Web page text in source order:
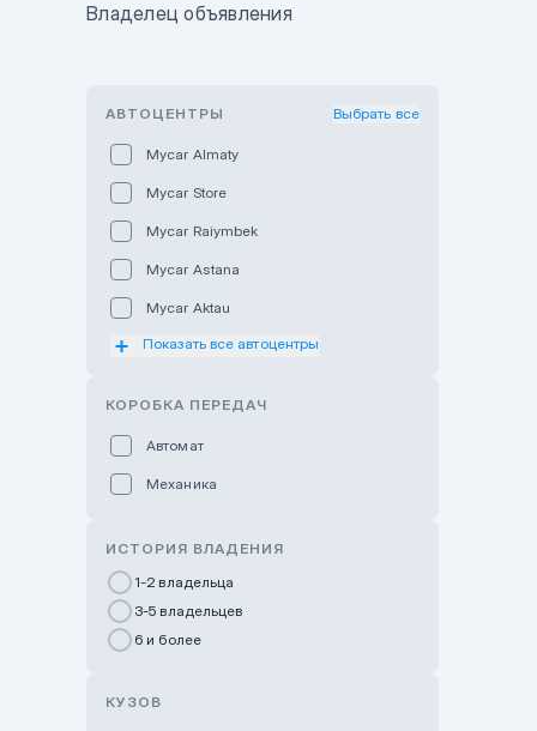
Владелец объявления
АВТОЦЕНТРЫ Выбрать все
Mycar Almaty
Mycar Store
Mycar Raiymbek
Mycar Astana
Mycar Aktau
Mycar Uralsk
GWM Nurly Zhol
Chery Astana
Показать все автоцентры
КОРОБКА ПЕРЕДАЧ
Автомат
Механика
ИСТОРИЯ ВЛАДЕНИЯ
1-2 владельца
3-5 владельцев
6 и более
КУЗОВ